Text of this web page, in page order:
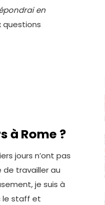
en
questions
à Rome ?
jours n’ont pas
de travailler au
je suis à
le staff et